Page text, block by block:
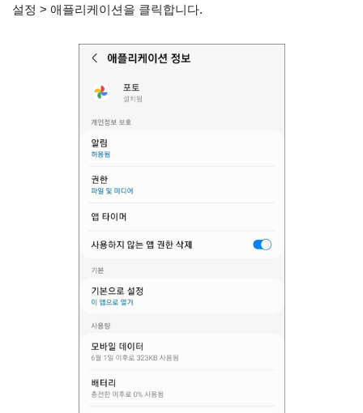
설정 > 애플리케이션을 클릭합니다.